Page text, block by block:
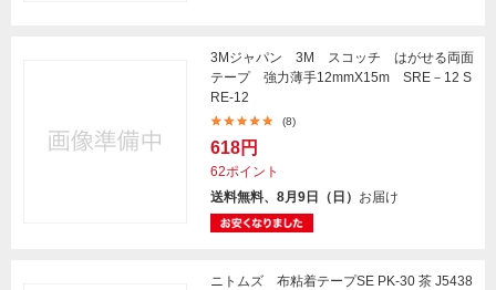
3Mジャパン 3M スコッチ はがせる両面
テープ 強力薄手12mmX15m SRE－12 S
RE-12
(8)
618円
62ポイント
送料無料、8月9日（日） お届け
ニトムズ 布粘着テープSE PK-30 茶 J5438